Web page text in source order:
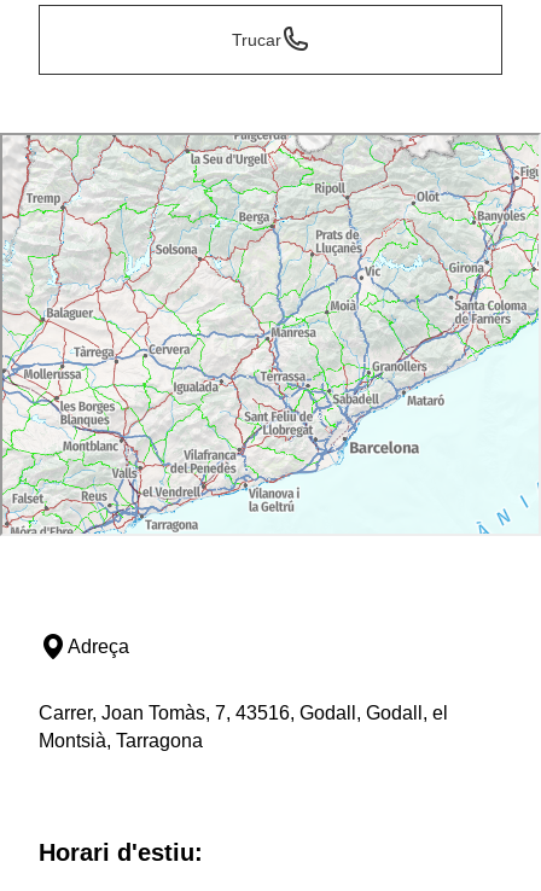
Trucar
Adreça
Carrer, Joan Tomàs, 7, 43516, Godall, Godall, el
Montsià, Tarragona
Horari d'estiu: